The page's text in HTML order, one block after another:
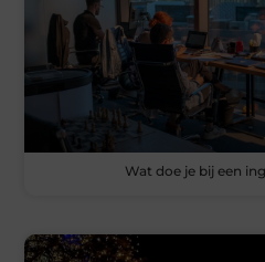
Wat doe je bij een